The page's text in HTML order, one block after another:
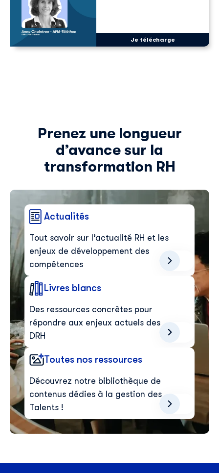
Je télécharge
Prenez une longueur
d’avance sur la
transformation RH
Actualités
Tout savoir sur l’actualité RH et les
enjeux de développement des
compétences
Livres blancs
Des ressources concrètes pour
répondre aux enjeux actuels des
DRH
Toutes nos ressources
Découvrez notre bibliothèque de
contenus dédies à la gestion des
Talents !